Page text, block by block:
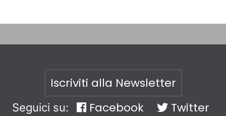
Iscriviti alla Newsletter
Seguici su: Facebook
Twitter